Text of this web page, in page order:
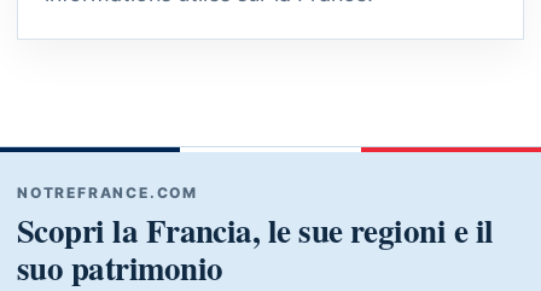
NOTREFRANCE.COM
Scopri la Francia, le sue regioni e il
suo patrimonio